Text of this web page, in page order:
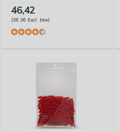
46,42
(38,36 Excl. btw)